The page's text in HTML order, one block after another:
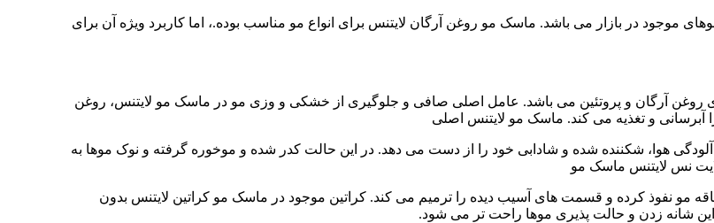
موجود در بازار می باشد. ماسک مو روغن آرگان لایتنس برای انواع مو مناسب بوده.، اما کاربرد ویژه آن برای
روغن آرگان و پروتئین می باشد. عامل اصلی صافی و جلوگیری از خشکی و وزی مو در ماسک مو لایتنس، روغن
آبرسانی و تغذیه می کند. ماسک مو لایتنس اصلی
هوا، شکننده شده و شادابی خود را از دست می دهد. در این حالت کدر شده و موخوره گرفته و نوک موها به
نس لایتنس ماسک مو
آرگان خالص بوده.و به ساقه مو نفوذ کرده و قسمت های آسیب دیده را ترمیم می کند. کراتین موجود در ماسک مو کراتین لایتنس بدون
شانه زدن و حالت پذیری موها راحت تر می شود.